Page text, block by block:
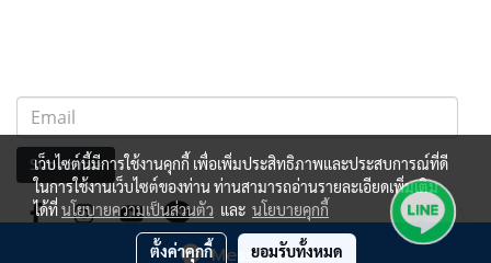
Message Us
Subscribe
เว็บไซต์นี้มีการใช้งานคุกกี้ เพื่อเพิ่มประสิทธิภาพและประสบการณ์ที่ดี
ในการใช้งานเว็บไซต์ของท่าน ท่านสามารถอ่านรายละเอียดเพิ่มเติม
ได้ที่นโยบายความเป็นส่วนตัว และ นโยบายคุกกี้
ตั้งค่าคุกกี้ ยอมรับทั้งหมด